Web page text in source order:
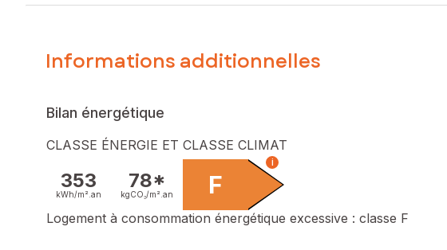
Informations additionnelles
Bilan énergétique
CLASSE ÉNERGIE ET CLASSE CLIMAT
353
kWh/m². an
78*
kgCO₂/m². an F
i
Logement à consommation énergétique excessive : classe F